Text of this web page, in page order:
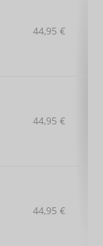
44,95 €
44,95 €
44,95 €